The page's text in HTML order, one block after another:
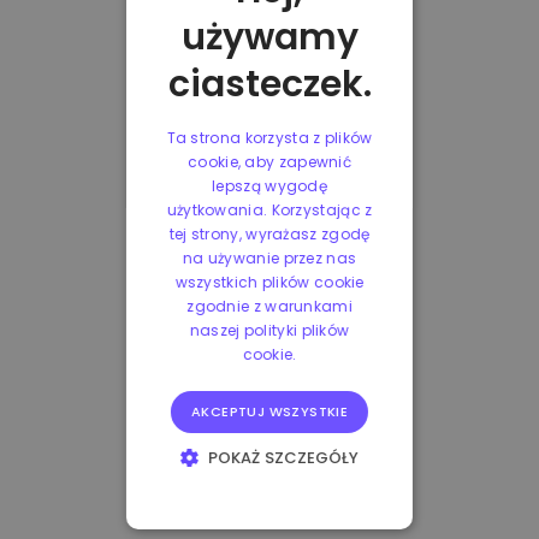
używamy
ciasteczek.
Ta strona korzysta z plików
cookie, aby zapewnić
lepszą wygodę
użytkowania. Korzystając z
tej strony, wyrażasz zgodę
na używanie przez nas
wszystkich plików cookie
zgodnie z warunkami
naszej polityki plików
cookie.
AKCEPTUJ WSZYSTKIE
POKAŻ SZCZEGÓŁY